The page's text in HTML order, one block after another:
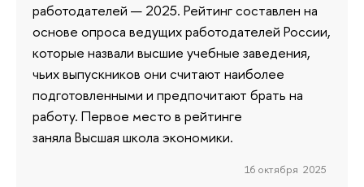
работодателей — 2025. Рейтинг составлен на
основе опроса ведущих работодателей России,
которые назвали высшие учебные заведения,
чьих выпускников они считают наиболее
подготовленными и предпочитают брать на
работу. Первое место в рейтинге
заняла Высшая школа экономики.
16 октября 2025